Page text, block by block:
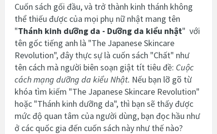
Cuốn sách gối đầu, và trở thành kinh thánh không
thể thiếu được của mọi phụ nữ nhật mang tên
"Thánh kinh dưỡng da - Dưỡng da kiểu nhật" với
tên gốc tiếng anh là "The Japanese Skincare
Revolution", đây thực sự là cuốn sách "Chất" như
tên cách mà người biên soạn giật tít tiêu đề: Cuộc
cách mạng dưỡng da kiểu Nhật. Nếu bạn lỡ gõ từ
khóa tìm kiếm "The Japanese Skincare Revolution"
hoặc "Thánh kinh dưỡng da", thì bạn sẽ thấy được
mức độ quan tâm của người dùng, bạn đọc hầu như
ở các quốc gia đến cuốn sách này như thế nào?